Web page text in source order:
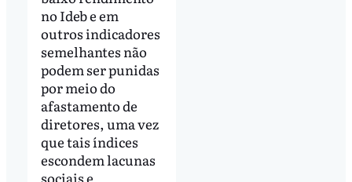
no Ideb e em
outros indicadores
semelhantes não
podem ser punidas
por meio do
afastamento de
diretores, uma vez
que tais índices
escondem lacunas
sociais e